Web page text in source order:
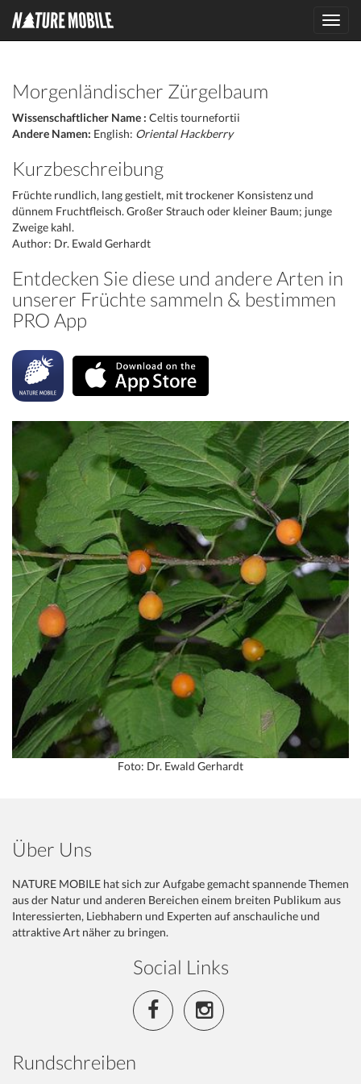
Morgenländischer Zürgelbaum
Wissenschaftlicher Name : Celtis tournefortii
Andere Namen: English: Oriental Hackberry
Kurzbeschreibung
Früchte rundlich, lang gestielt, mit trockener Konsistenz und
dünnem Fruchtfleisch. Großer Strauch oder kleiner Baum; junge
Zweige kahl.
Author: Dr. Ewald Gerhardt
Entdecken Sie diese und andere Arten in
unserer Früchte sammeln & bestimmen
PRO App
Foto: Dr. Ewald Gerhardt
Über Uns
NATURE MOBILE hat sich zur Aufgabe gemacht spannende Themen
aus der Natur und anderen Bereichen einem breiten Publikum aus
Interessierten, Liebhabern und Experten auf anschauliche und
attraktive Art näher zu bringen.
Social Links
Rundschreiben